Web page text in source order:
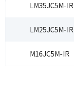
LM35JC5M-IR
LM25JC5M-IR
M16JC5M-IR